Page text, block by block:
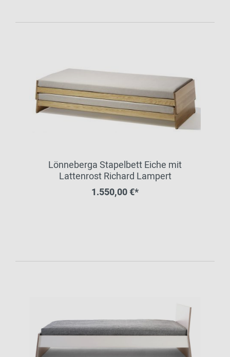
Lönneberga Stapelbett Eiche mit
Lattenrost Richard Lampert
1.550,00 €*